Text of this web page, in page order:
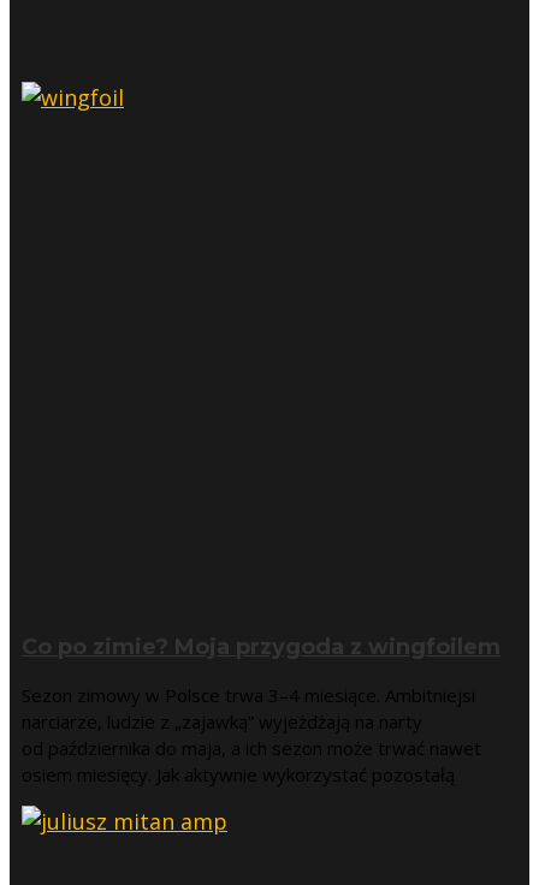
Co po zimie? Moja przygoda z wingfoilem
Sezon zimowy w Polsce trwa 3–4 miesiące. Ambitniejsi
narciarze, ludzie z „zajawką” wyjeżdżają na narty
od października do maja, a ich sezon może trwać nawet
osiem miesięcy. Jak aktywnie wykorzystać pozostałą